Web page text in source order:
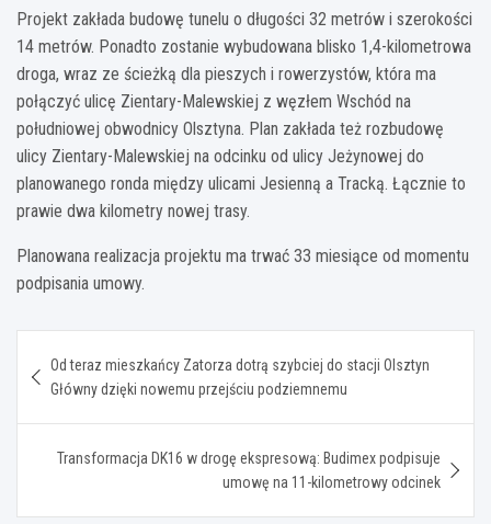
Projekt zakłada budowę tunelu o długości 32 metrów i szerokości
14 metrów. Ponadto zostanie wybudowana blisko 1,4-kilometrowa
droga, wraz ze ścieżką dla pieszych i rowerzystów, która ma
połączyć ulicę Zientary-Malewskiej z węzłem Wschód na
południowej obwodnicy Olsztyna. Plan zakłada też rozbudowę
ulicy Zientary-Malewskiej na odcinku od ulicy Jeżynowej do
planowanego ronda między ulicami Jesienną a Tracką. Łącznie to
prawie dwa kilometry nowej trasy.
Planowana realizacja projektu ma trwać 33 miesiące od momentu
podpisania umowy.
wpisu
Od teraz mieszkańcy Zatorza dotrą szybciej do stacji Olsztyn
Główny dzięki nowemu przejściu podziemnemu
Transformacja DK16 w drogę ekspresową: Budimex podpisuje
umowę na 11-kilometrowy odcinek